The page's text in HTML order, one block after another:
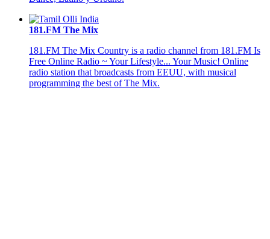
181.FM The Mix
181.FM The Mix Country is a radio channel from 181.FM Is
Free Online Radio ~ Your Lifestyle... Your Music! Online
radio station that broadcasts from EEUU, with musical
programming the best of The Mix.